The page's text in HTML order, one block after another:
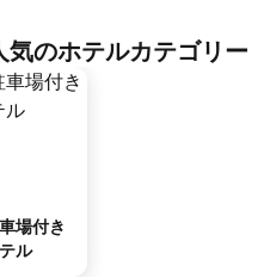
のホテルカテゴリー
場付き
ル